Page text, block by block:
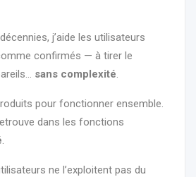
j’aide les utilisateurs
confirmés — à tirer le
sans complexité
pour fonctionner ensemble.
dans les fonctions
ne l’exploitent pas du